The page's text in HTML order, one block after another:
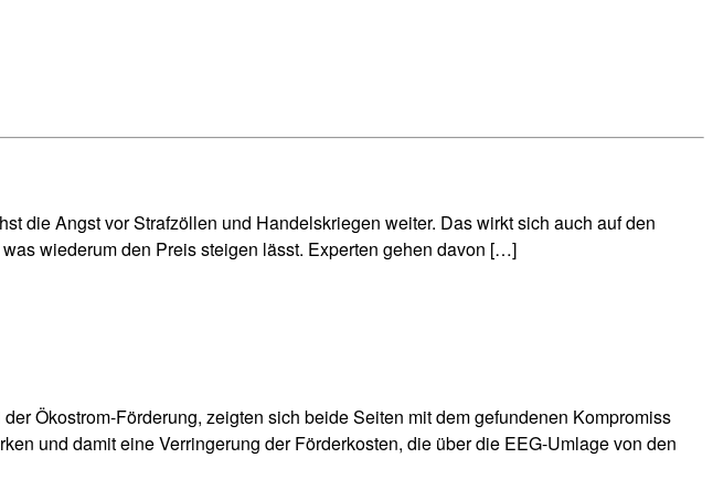
die Angst vor Strafzöllen und Handelskriegen weiter. Das wirkt sich auch auf den
wiederum den Preis steigen lässt. Experten gehen davon […]
Ökostrom-Förderung, zeigten sich beide Seiten mit dem gefundenen Kompromiss
und damit eine Verringerung der Förderkosten, die über die EEG-Umlage von den